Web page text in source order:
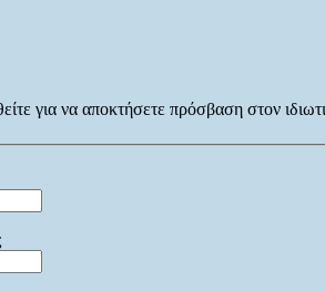
για να αποκτήσετε πρόσβαση στον